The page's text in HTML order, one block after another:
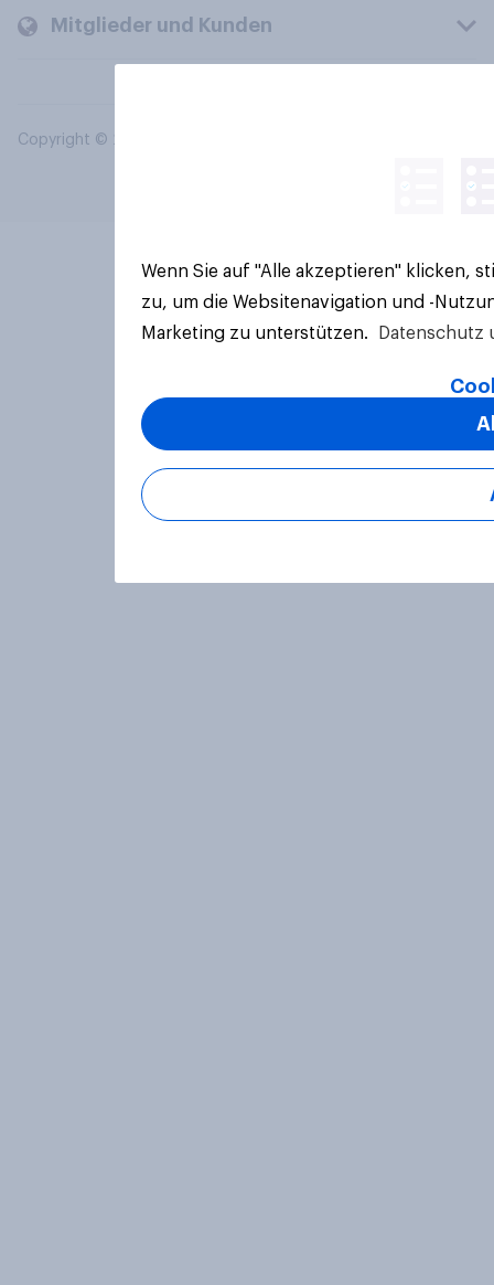
Mitglieder und Kunden
Copyright © 2026 YouGov PLC. Alle Rechte vorbehalten.
Wenn Sie auf "Alle akzeptieren" klicken,
zu, um die Websitenavigation und -
Marketing zu unterstützen.
Datenschutz